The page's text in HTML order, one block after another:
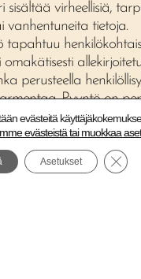
sisältää virheellisiä,
vanhentuneita tietoja.
tapahtuu
perusteella
Pyyntö on
evästeitä
evästeistä tai muokkaa
Asetukset